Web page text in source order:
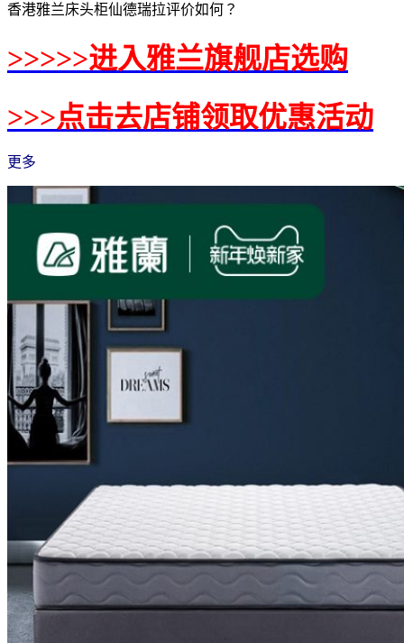
香港雅兰床头柜仙德瑞拉评价如何？
>>>>>进入雅兰旗舰店选购
>>>点击去店铺领取优惠活动
更多